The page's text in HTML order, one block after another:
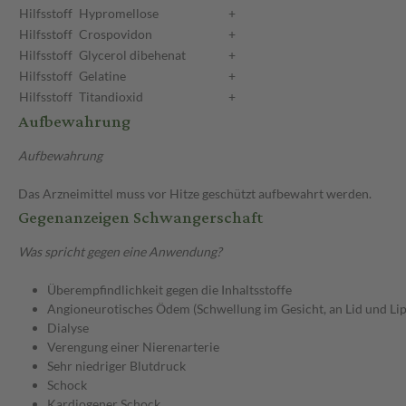
Hilfsstoff Hypromellose
+
Hilfsstoff Crospovidon
+
Hilfsstoff Glycerol dibehenat
+
Hilfsstoff Gelatine
+
Hilfsstoff Titandioxid +
Aufbewahrung
Aufbewahrung
Das Arzneimittel muss vor Hitze geschützt aufbewahrt werden.
Gegenanzeigen Schwangerschaft
Was spricht gegen eine Anwendung?
Überempfindlichkeit gegen die Inhaltsstoffe
Angioneurotisches Ödem (Schwellung im Gesicht, an Lid und
Dialyse
Verengung einer Nierenarterie
Sehr niedriger Blutdruck
Schock